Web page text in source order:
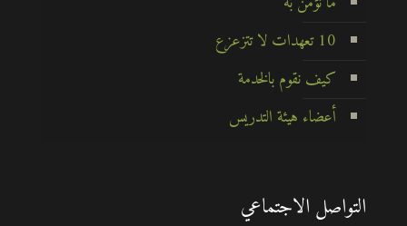
10 تعهدات لا تتزعزع
كيف نقوم بالخدمة
أعضاء هيئة التدريس
التواصل الاجتماعي